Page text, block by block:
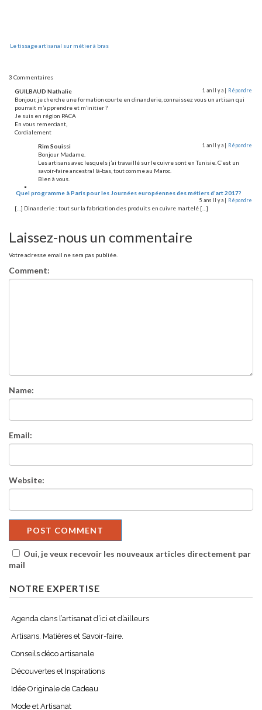
Le tissage artisanal sur métier à bras
3 Commentaires
GUILBAUD Nathalie
1 an Il y a | Répondre
Bonjour, je cherche une formation courte en dinanderie, connaissez vous un artisan qui
pourrait m’apprendre et m’initier ?
Je suis en région PACA
En vous remerciant,
Cordialement
Rim Souissi
1 an Il y a | Répondre
Bonjour Madame.
Les artisans avec lesquels j’ai travaillé sur le cuivre sont en Tunisie. C’est un
savoir-faire ancestral là-bas, tout comme au Maroc.
Bien à vous.
Quel programme à Paris pour les Journées européennes des métiers d’art 2017?
5 ans Il y a | Répondre
[…] Dinanderie : tout sur la fabrication des produits en cuivre martelé […]
Laissez-nous un commentaire
Votre adresse email ne sera pas publiée.
Comment:
Name:
Email:
Website:
Oui, je veux recevoir les nouveaux articles directement par
mail
NOTRE EXPERTISE
Agenda dans l’artisanat d’ici et d’ailleurs
Artisans, Matières et Savoir-faire.
Conseils déco artisanale
Découvertes et Inspirations
Idée Originale de Cadeau
Mode et Artisanat